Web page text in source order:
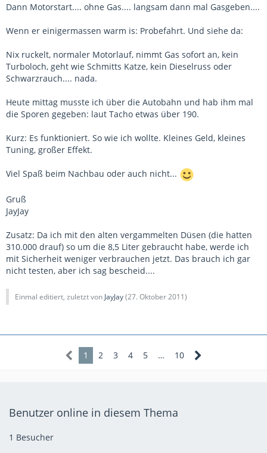
Dann Motorstart.... ohne Gas.... langsam dann mal Gasgeben....
Wenn er einigermassen warm is: Probefahrt. Und siehe da:
Nix ruckelt, normaler Motorlauf, nimmt Gas sofort an, kein
Turboloch, geht wie Schmitts Katze, kein Dieselruss oder
Schwarzrauch.... nada.
Heute mittag musste ich über die Autobahn und hab ihm mal
die Sporen gegeben: laut Tacho etwas über 190.
Kurz: Es funktioniert. So wie ich wollte. Kleines Geld, kleines
Tuning, großer Effekt.
Viel Spaß beim Nachbau oder auch nicht...
Gruß
JayJay
Zusatz: Da ich mit den alten vergammelten Düsen (die hatten
310.000 drauf) so um die 8,5 Liter gebraucht habe, werde ich
mit Sicherheit weniger verbrauchen jetzt. Das brauch ich gar
nicht testen, aber ich sag bescheid....
Einmal editiert, zuletzt von JayJay(27. Oktober 2011)
1 2 3 4 5 … 10
Benutzer online in diesem Thema
1 Besucher